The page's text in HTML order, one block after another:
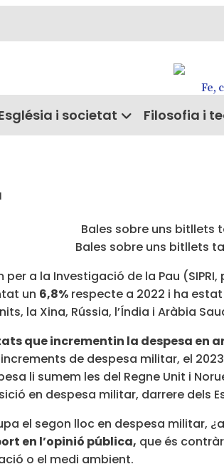
Fe,
i societat Filosofia i
Bales sobre uns bitllets
per a la Investigació de la Pau
un 6,8% respecte a 2022 i ha
la Xina, Rússia, l’Índia i Aràbia
que incrementin la despesa en
de despesa militar, el
li sumem les del Regne Unit i
en despesa militar, darrere dels
el segon lloc en despesa militar,
en l’opinió pública, que és
o el medi ambient.